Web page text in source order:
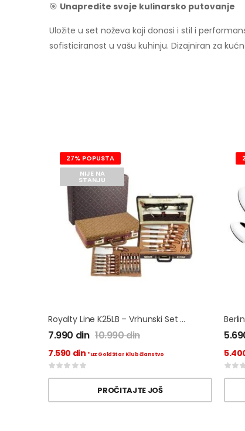
🎯 Unapredite svoje kulinarsko putovanje
Uložite u set noževa koji donosi i stil i
sofisticiranost u vašu kuhinju. Dizajniran za
27% POPUSTA
NIJE NA
STANJU
Royalty Line K25LB – Vrhunski Set Noževa Od Nerdjajućeg Čelika
7.990 din 10.990din
7.590 din *uz GoldStar Klub članstvo
PROČITAJTE JOŠ